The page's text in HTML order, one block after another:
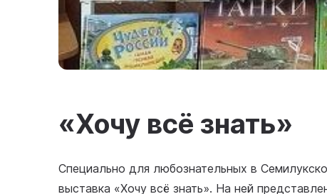
«Хочу всё знать»
Специально для любознательных в
выставка «Хочу всё знать». На ней